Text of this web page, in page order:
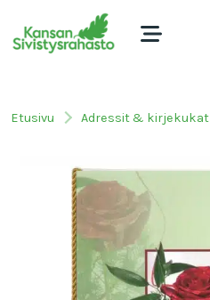
Etusivu Adressit & kirjekukat